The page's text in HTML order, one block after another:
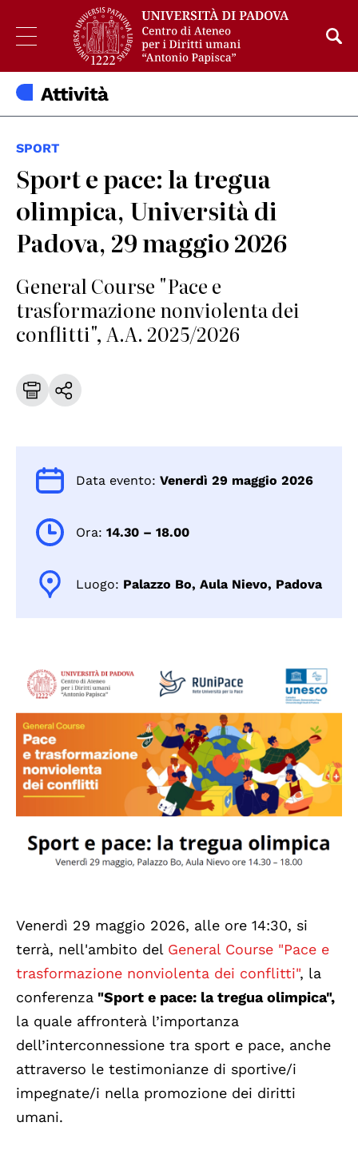
Attività
SPORT
Sport e pace: la tregua
olimpica, Università di
Padova, 29 maggio 2026
General Course "Pace e
trasformazione nonviolenta dei
conflitti", A.A. 2025/2026
Data evento: Venerdì 29 maggio 2026
Ora: 14.30 – 18.00
Luogo: Palazzo Bo, Aula Nievo, Padova
Venerdì 29 maggio 2026, alle ore 14:30, si
terrà, nell'ambito del General Course "Pace e
trasformazione nonviolenta dei conflitti", la
conferenza "Sport e pace: la tregua olimpica",
la quale affronterà l’importanza
dell’interconnessione tra sport e pace, anche
attraverso le testimonianze di sportive/i
impegnate/i nella promozione dei diritti
umani.